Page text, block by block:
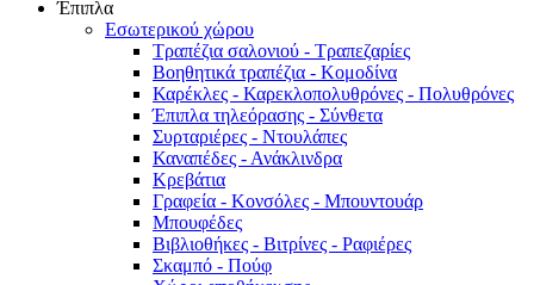
Έπιπλα
Εσωτερικού χώρου
Τραπέζια σαλονιού - Τραπεζαρίες
Βοηθητικά τραπέζια - Κομοδίνα
Καρέκλες - Καρεκλοπολυθρόνες - Πολυθρόνες
Έπιπλα τηλεόρασης - Σύνθετα
Συρταριέρες - Ντουλάπες
Καναπέδες - Ανάκλινδρα
Κρεβάτια
Γραφεία - Κονσόλες - Μπουντουάρ
Μπουφέδες
Βιβλιοθήκες - Βιτρίνες - Ραφιέρες
Σκαμπό - Πούφ